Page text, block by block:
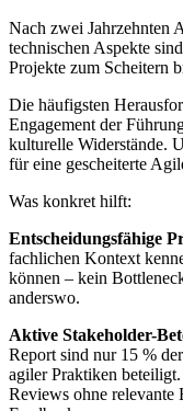
Nach zwei Jahrzehnten
technischen Aspekte
Projekte zum Scheitern
Die häufigsten
Engagement der
kulturelle Widerstände.
für eine gescheiterte
Was konkret hilft:
Entscheidungsfähige
fachlichen Kontext
können – kein
anderswo.
Aktive Stakeholder-
Report sind nur 15 %
agiler Praktiken
Reviews ohne relevante